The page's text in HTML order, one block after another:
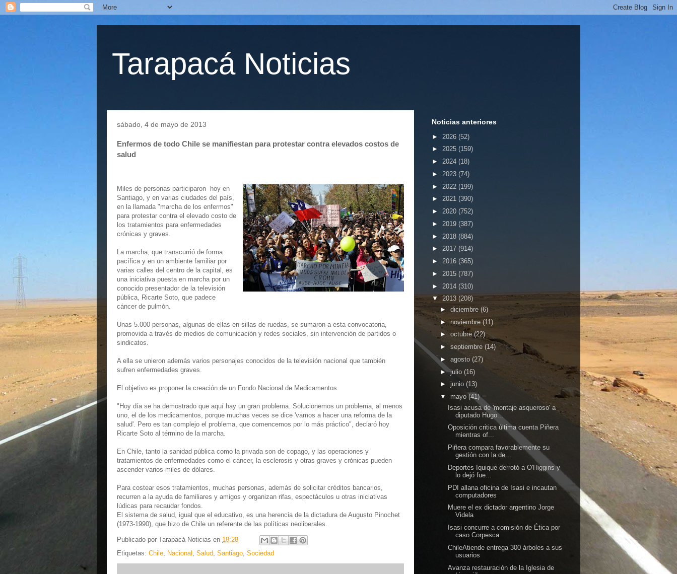
Tarapacá Noticias
sábado, 4 de mayo de 2013
Enfermos de todo Chile se manifiestan para protestar contra elevados costos de
salud
Miles de personas participaron
hoy en
Santiago, y en varias ciudades del país,
en la llamada "marcha de los enfermos"
para protestar contra el elevado costo de
los tratamientos para enfermedades
crónicas y graves.
La marcha, que transcurrió de forma
pacífica y en un ambiente familiar por
varias calles del centro de la capital, es
una iniciativa puesta en marcha por un
conocido presentador de la televisión
pública, Ricarte Soto, que padece
cáncer de pulmón.
Unas 5.000 personas, algunas de ellas en sillas de ruedas, se sumaron a esta convocatoria,
promovida a través de medios de comunicación y redes sociales, sin intervención de partidos o
sindicatos.
A ella se unieron además varios personajes conocidos de la televisión nacional que también
sufren enfermedades graves.
El objetivo es proponer la creación de un Fondo Nacional de Medicamentos.
"Hoy día se ha demostrado que aquí hay un gran problema. Solucionemos un problema, al menos
uno, el de los medicamentos, porque muchas veces se dice 'vamos a hacer una reforma de la
salud'. Pero es tan complejo el problema, que comencemos por lo más práctico", declaró hoy
Ricarte Soto al término de la marcha.
En Chile, tanto la sanidad pública como la privada son de copago, y las operaciones y
tratamientos de enfermedades como el cáncer, la esclerosis y otras graves y crónicas pueden
ascender varios miles de dólares.
Para costear esos tratamientos, muchas personas, además de solicitar créditos bancarios,
recurren a la ayuda de familiares y amigos y organizan rifas, espectáculos u otras iniciativas
lúdicas para recaudar fondos.
El sistema de salud, igual que el educativo, es una herencia de la dictadura de Augusto Pinochet
(1973-1990), que hizo de Chile un referente de las políticas neoliberales.
Publicado por Tarapacá Noticias en 18:28
Etiquetas: Chile, Nacional , Salud, Santiago, Sociedad
Noticias anteriores
► 2026 (52)
► 2025 (159)
► 2024 (18)
► 2023 (74)
► 2022 (199)
► 2021 (390)
► 2020 (752)
► 2019 (387)
► 2018 (884)
► 2017 (914)
► 2016 (365)
► 2015 (787)
► 2014 (310)
▼ 2013 (208)
► diciembre (6)
►noviembre (11)
► octubre(22)
► septiembre (14)
► agosto (27)
►julio (16)
► junio (13)
▼ mayo (41)
Isasi acusa de 'montaje asqueroso' a
diputado Hugo...
Oposición critica última cuenta Piñera
mientras of...
Piñera compara favorablemente su
gestión con la de...
Deportes Iquique derrotó a O'Higgins y
lo dejó fue...
PDI allana oficina de Isasi e incautan
computadores
Muere el ex dictador argentino Jorge
Videla
Isasi concurre a comisión de Ética por
caso Corpesca
ChileAtiende entrega 300 árboles a sus
usuarios
Avanza restauración de la Iglesia de